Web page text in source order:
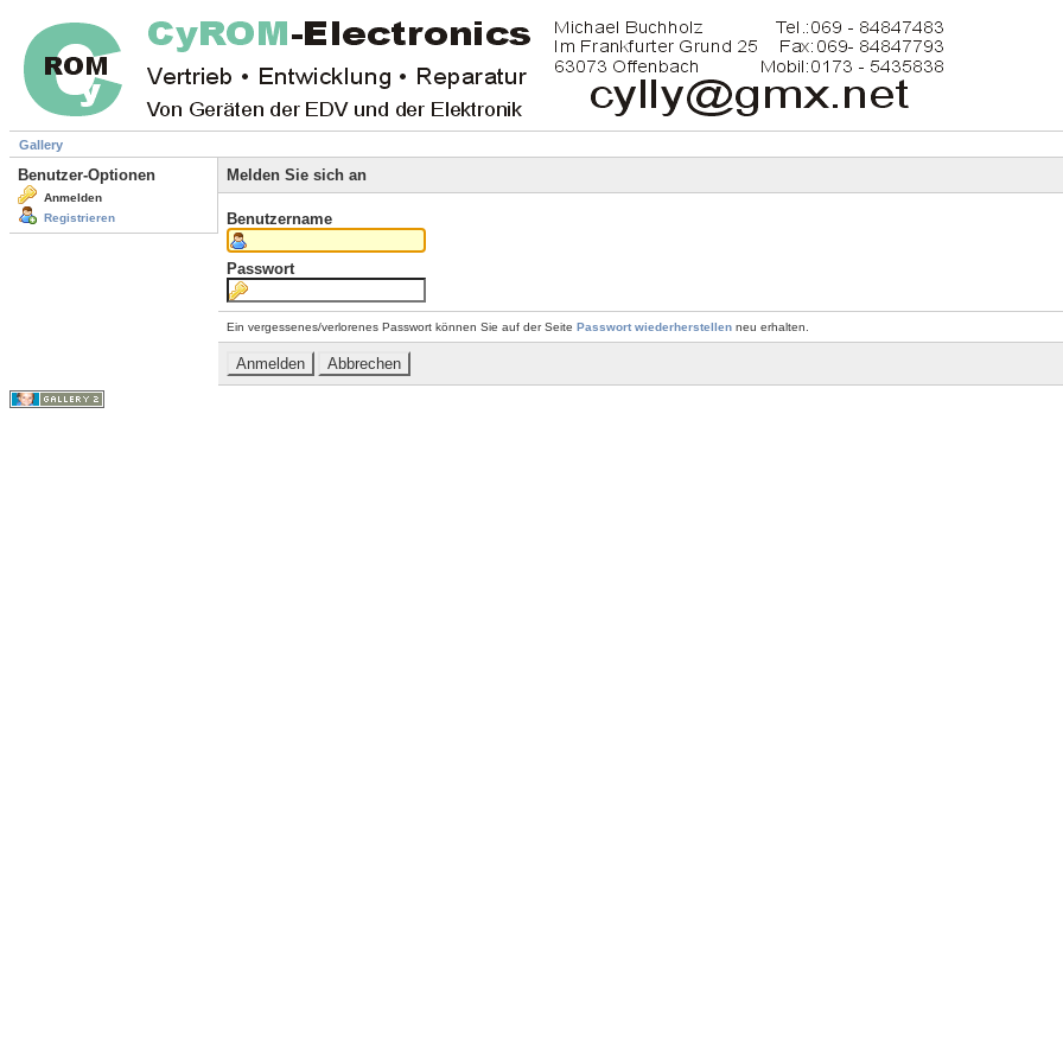
Gallery
Benutzer-Optionen
Anmelden
Registrieren
Melden Sie sich an
Benutzername
Passwort
Ein vergessenes/verlorenes Passwort können Sie auf der Seite Passwort wiederherstellen neu erhalten.